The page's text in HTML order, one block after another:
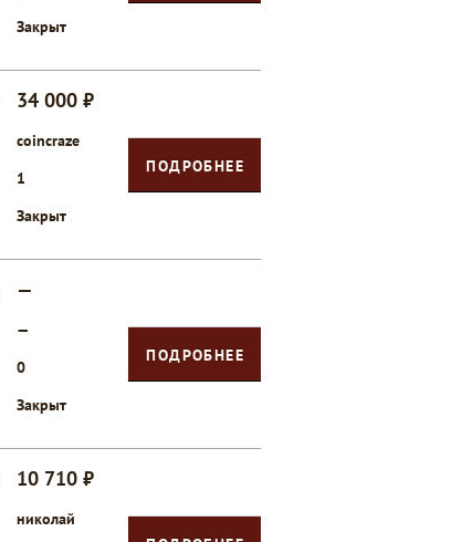
Закрыт
34 000 ₽
coincraze
1
Закрыт
ПОДРОБНЕЕ
—
—
0
Закрыт
ПОДРОБНЕЕ
10 710 ₽
николай